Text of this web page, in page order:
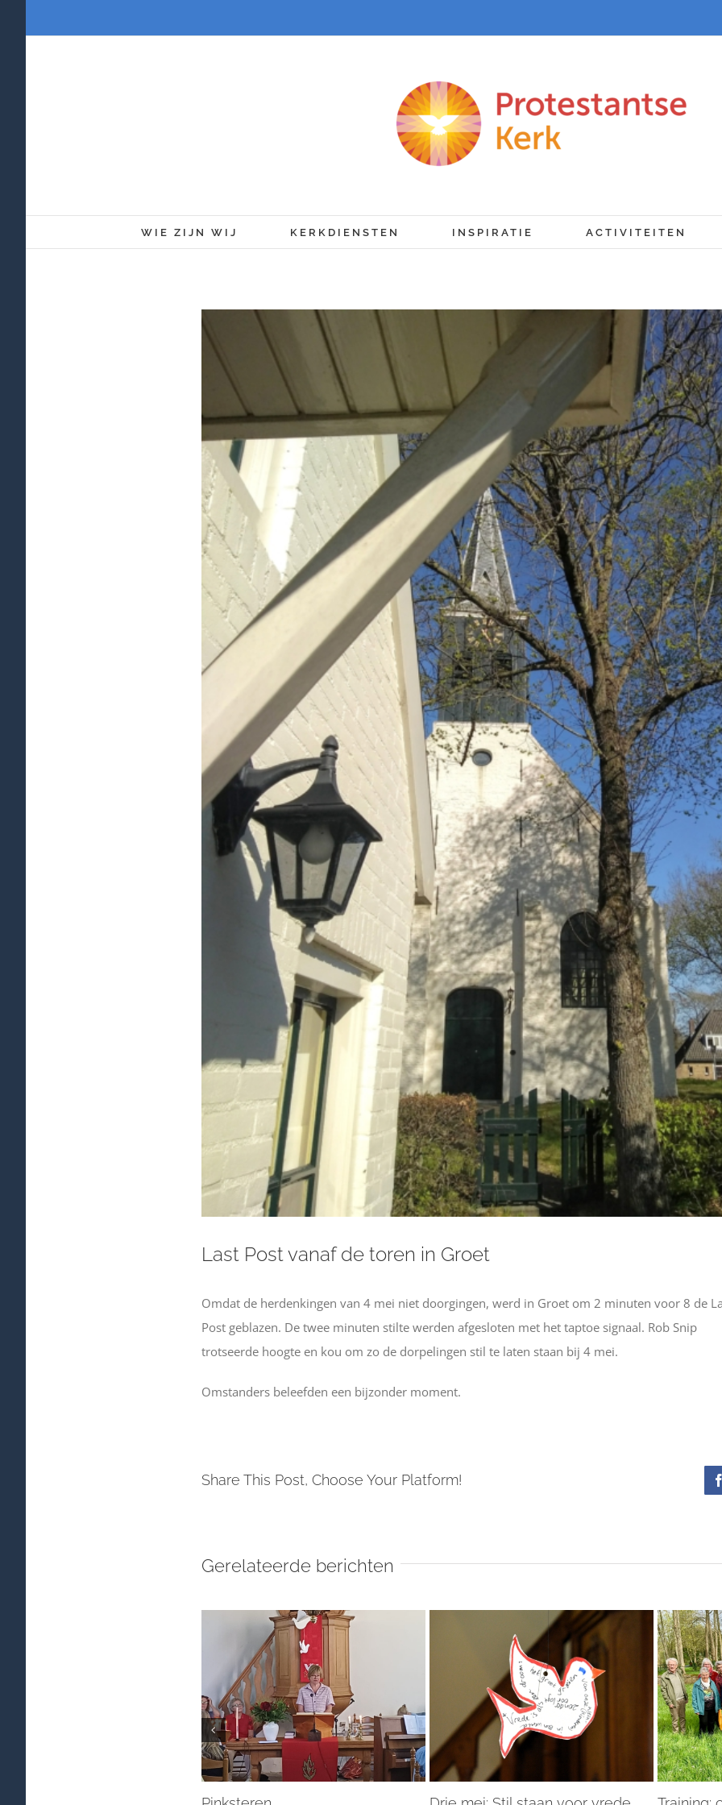
WIE ZIJN WIJ KERKDIENSTEN INSPIRATIE ACTIVITEITEN
Bekijk
afbeelding
Last Post vanaf de toren in Groet
Omdat de herdenkingen van 4 mei niet doorgingen, werd in Groet om 2 minuten voor 8 de
Post geblazen. De twee minuten stilte werden afgesloten met het taptoe signaal. Rob Snip
trotseerde hoogte en kou om zo de dorpelingen stil te laten staan bij 4 mei.
Omstanders beleefden een bijzonder moment.
Share This Post, Choose Your Platform!
Gerelateerde berichten